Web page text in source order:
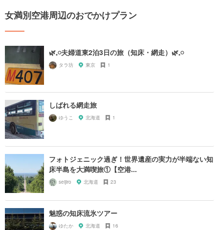
女満別空港周辺のおでかけプラン
🌿𓈒𓏸夫婦道東2泊3日の旅（知床・網走）🌿𓈒𓏸
タラ坊 東京 1
しばれる網走旅
ゆうこ 北海道 1
フォトジェニック過ぎ！世界遺産の実力が半端ない知
床半島を大満喫旅①【空港...
seijiro 北海道 23
魅惑の知床流氷ツアー
ゆたか 北海道 16